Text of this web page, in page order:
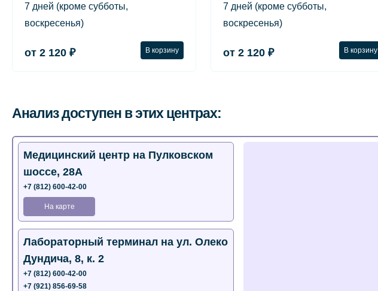
7 дней (кроме субботы,
воскресенья)
от 2 120 ₽ В корзину
7 дней (кроме субботы,
воскресенья)
от 2 120 ₽ В корзину
Анализ доступен в этих центрах:
Медицинский центр на Пулковском
шоссе, 28А
+7 (812) 600-42-00
На карте
Лабораторный терминал на ул. Олеко
Дундича, 8, к. 2
+7 (812) 600-42-00
+7 (921) 856-69-58